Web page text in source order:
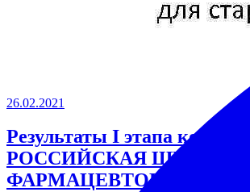
26.02.2021
Результаты I этапа конкурса
РОССИЙСКАЯ ШКОЛА
ФАРМАЦЕВТОВ